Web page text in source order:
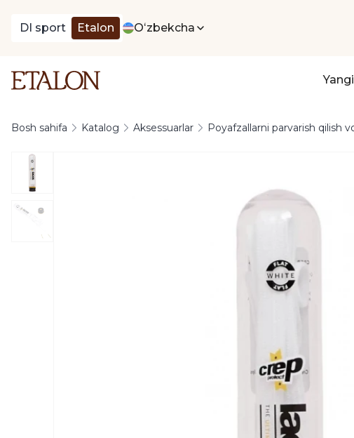
DI sport Etalon Oʻzbekcha
Bosh sahifa Katalog Aksessuarlar Poyafzallarni parvarish qilish